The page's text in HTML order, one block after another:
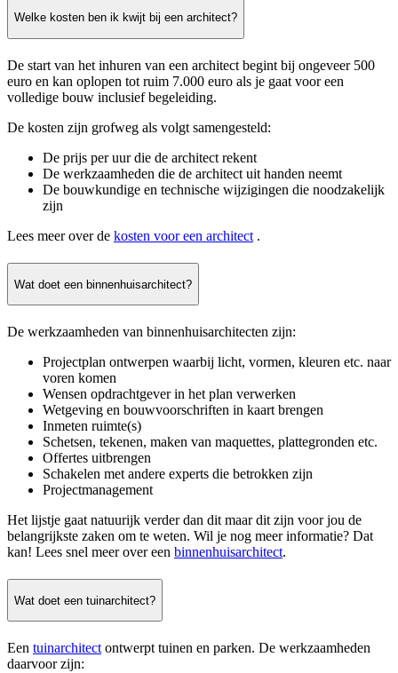
Welke kosten ben ik kwijt bij een architect?
De start van het inhuren van een architect begint bij ongeveer 500
euro en kan oplopen tot ruim 7.000 euro als je gaat voor een
volledige bouw inclusief begeleiding.
De kosten zijn grofweg als volgt samengesteld:
De prijs per uur die de architect rekent
De werkzaamheden die de architect uit handen neemt
De bouwkundige en technische wijzigingen die noodzakelijk
zijn
Lees meer over de kosten voor een architect .
Wat doet een binnenhuisarchitect?
De werkzaamheden van binnenhuisarchitecten zijn:
Projectplan ontwerpen waarbij licht, vormen, kleuren etc. naar
voren komen
Wensen opdrachtgever in het plan verwerken
Wetgeving en bouwvoorschriften in kaart brengen
Inmeten ruimte(s)
Schetsen, tekenen, maken van maquettes, plattegronden etc.
Offertes uitbrengen
Schakelen met andere experts die betrokken zijn
Projectmanagement
Het lijstje gaat natuurijk verder dan dit maar dit zijn voor jou de
belangrijkste zaken om te weten. Wil je nog meer informatie? Dat
kan! Lees snel meer over een binnenhuisarchitect.
Wat doet een tuinarchitect?
Een tuinarchitect ontwerpt tuinen en parken. De werkzaamheden
daarvoor zijn: